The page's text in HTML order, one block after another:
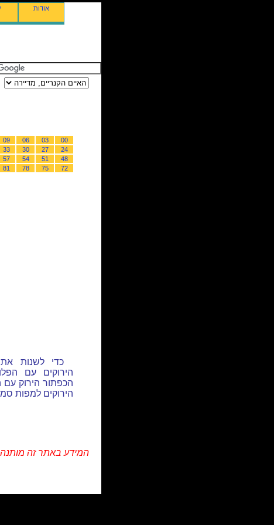
אודות
00
03
06
09
24
27
30
33
48
51
54
57
72
75
78
81
כדי לשנות
הירוקים עם
הכפתור הירוק
הירוקים למפות
המידע באתר זה